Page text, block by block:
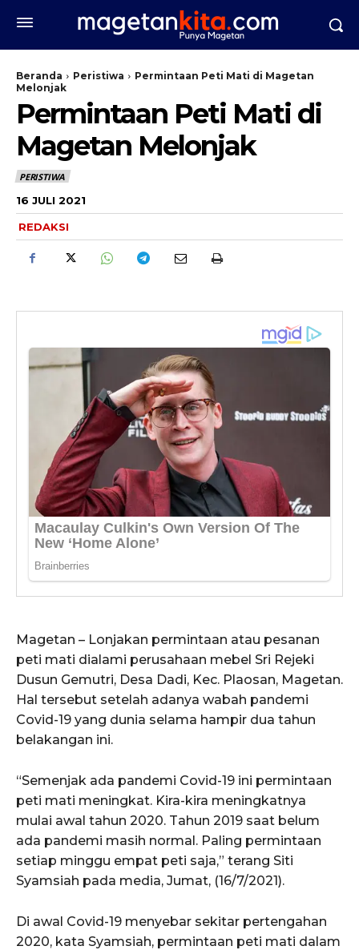
Beranda Peristiwa
Permintaan Peti Mati di Magetan
Melonjak
Permintaan Peti Mati di
Magetan Melonjak
PERISTIWA
16 JULI 2021
REDAKSI
Magetan – Lonjakan permintaan atau pesanan
peti mati dialami perusahaan mebel Sri Rejeki
Dusun Gemutri, Desa Dadi, Kec. Plaosan, Magetan.
Hal tersebut setelah adanya wabah pandemi
Covid-19 yang dunia selama hampir dua tahun
belakangan ini.
“Semenjak ada pandemi Covid-19 ini permintaan
peti mati meningkat. Kira-kira meningkatnya
mulai awal tahun 2020. Tahun 2019 saat belum
ada pandemi masih normal. Paling permintaan
setiap minggu empat peti saja,” terang Siti
Syamsiah pada media, Jumat, (16/7/2021).
Di awal Covid-19 menyebar sekitar pertengahan
2020, kata Syamsiah, permintaan peti mati dalam